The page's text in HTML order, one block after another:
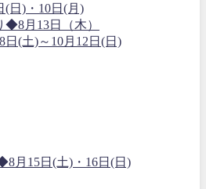
日)・10日(月)
◆8月13日（木）
(土)～10月12日(日)
月15日(土)・16日(日)